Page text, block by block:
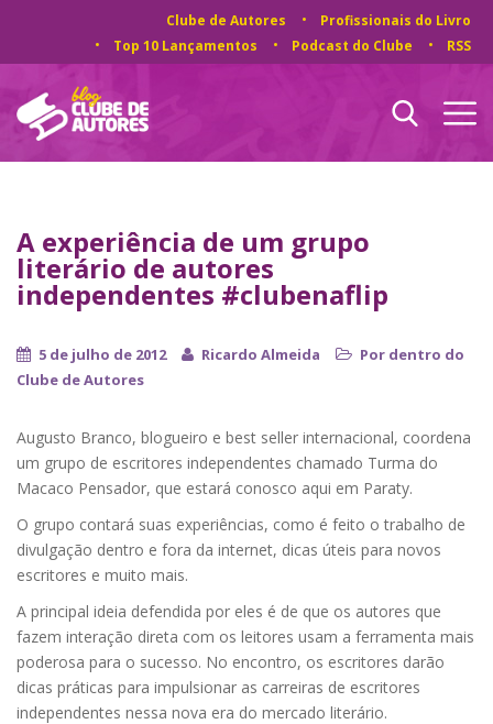
Clube de Autores
Profissionais do Livro
Top 10 Lançamentos
Podcast do Clube RSS
A experiência de um grupo
literário de autores
independentes #clubenaflip
5 de julho de 2012 Ricardo Almeida
Por dentro do
Clube de Autores
Augusto Branco, blogueiro e best seller internacional, coordena
um grupo de escritores independentes chamado Turma do
Macaco Pensador, que estará conosco aqui em Paraty.
O grupo contará suas experiências, como é feito o trabalho de
divulgação dentro e fora da internet, dicas úteis para novos
escritores e muito mais.
A principal ideia defendida por eles é de que os autores que
fazem interação direta com os leitores usam a ferramenta mais
poderosa para o sucesso. No encontro, os escritores darão
dicas práticas para impulsionar as carreiras de escritores
independentes nessa nova era do mercado literário.